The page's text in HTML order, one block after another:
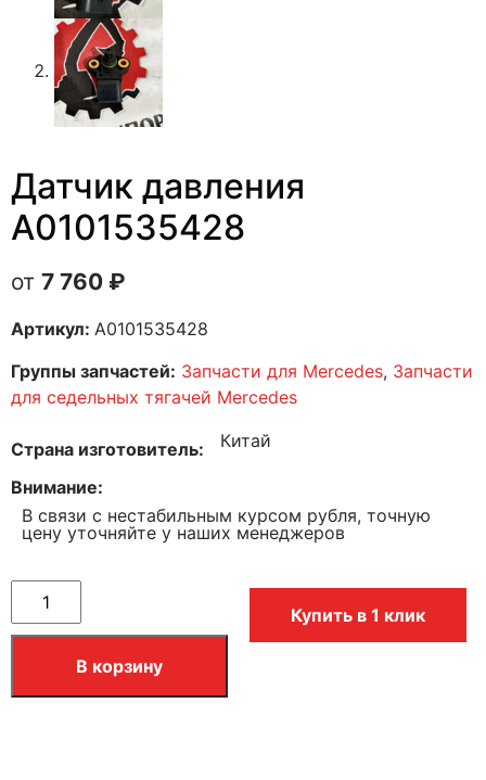
Датчик давления
A0101535428
7 760 ₽
Артикул: A0101535428
Группы запчастей: Запчасти для Mercedes, Запчасти
для седельных тягачей Mercedes
Страна изготовитель Китай
Внимание
В связи с нестабильным курсом рубля, точную
цену уточняйте у наших менеджеров
В корзину
Купить в 1 клик